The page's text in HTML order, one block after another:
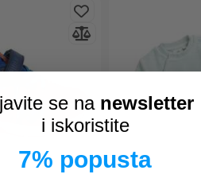
se na newsletter
i iskoristite
7% popusta